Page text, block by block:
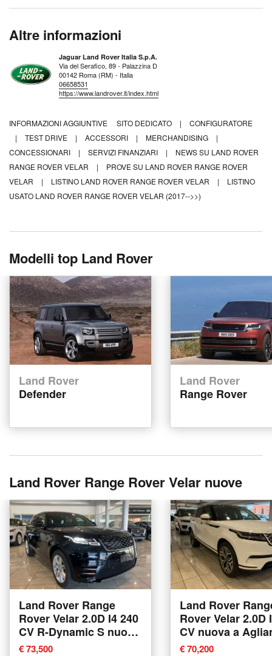
Altre informazioni
Jaguar Land Rover Italia S.p.A.
Via del Serafico, 89 - Palazzina D
00142 Roma (RM) - Italia
06658531
https://www.landrover.it/index.html
INFORMAZIONI AGGIUNTIVE SITO DEDICATO |
CONFIGURATORE
|
TEST DRIVE | ACCESSORI | MERCHANDISING
|
CONCESSIONARI
| SERVIZI FINANZIARI |
NEWS SU LAND ROVER
RANGE ROVER VELAR
|
PROVE SU LAND ROVER RANGE ROVER
VELAR
| LISTINO LAND ROVER RANGE ROVER VELAR |
LISTINO
USATO LAND ROVER RANGE ROVER VELAR (2017-->>)
Modelli top Land Rover
Land Rover
Defender
Land Rover
Range Rover
Land Rover Range Rover Velar nuove
Land Rover Range
Rover Velar 2.0D I4 240
CV R-Dynamic S nuova
a Agliana
€ 73,500
Land Rover
Rover Velar 2.0D
CV nuova a
€ 70,200